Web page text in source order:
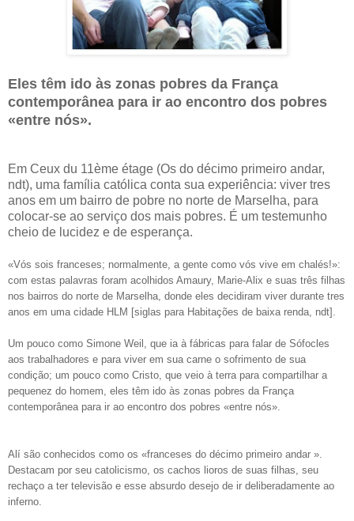
Eles têm ido às zonas pobres da França
contemporânea para ir ao encontro dos pobres
«entre nós».
Em Ceux du 11ème étage (Os do décimo primeiro andar,
ndt), uma família católica conta sua experiência: viver tres
anos em um bairro de pobre no norte de Marselha, para
colocar-se ao serviço dos mais pobres. É um testemunho
cheio de lucidez e de esperança.
«Vós sois franceses; normalmente, a gente como vós vive em chalés!»:
com estas palavras foram acolhidos Amaury, Marie-Alix e suas três filhas
nos bairros do norte de Marselha, donde eles decidiram viver durante tres
anos em uma cidade HLM [siglas para Habitações de baixa renda, ndt].
Um pouco como Simone Weil, que ia à fábricas para falar de Sófocles
aos trabalhadores e para viver em sua carne o sofrimento de sua
condição; um pouco como Cristo, que veio à terra para compartilhar a
pequenez do homem, eles têm ido às zonas pobres da França
contemporânea para ir ao encontro dos pobres «entre nós».
Alí são conhecidos como os «franceses do décimo primeiro andar ».
Destacam por seu catolicismo, os cachos lioros de suas filhas, seu
rechaço a ter televisão e esse absurdo desejo de ir deliberadamente ao
inferno.